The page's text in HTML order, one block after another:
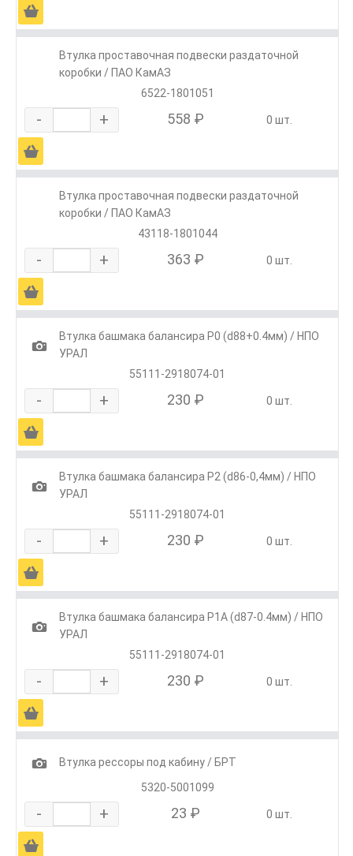
Ä
Втулка проставочная подвески раздаточной
коробки / ПАО КамАЗ
6522-1801051
- + 558 ₽ 0 шт.
Ä
Втулка проставочная подвески раздаточной
коробки / ПАО КамАЗ
43118-1801044
- + 363 ₽ 0 шт.
Ä
1
Втулка башмака балансира Р0 (d88+0.4мм) / НПО
УРАЛ
55111-2918074-01
- + 230 ₽ 0 шт.
Ä
1
Втулка башмака балансира Р2 (d86-0,4мм) / НПО
УРАЛ
55111-2918074-01
- + 230 ₽ 0 шт.
Ä
1
Втулка башмака балансира Р1А (d87-0.4мм) / НПО
УРАЛ
55111-2918074-01
- + 230 ₽ 0 шт.
Ä
1
Втулка рессоры под кабину / БРТ
5320-5001099
- + 23 ₽ 0 шт.
Ä